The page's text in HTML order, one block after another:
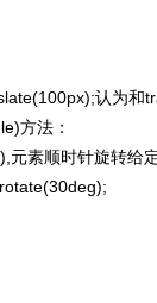
认为和
方法：
素顺时针旋转给